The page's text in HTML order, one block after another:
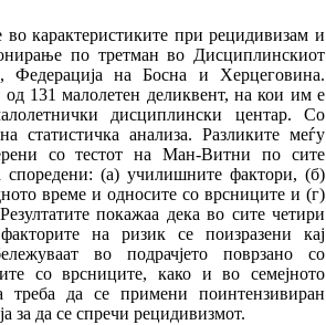
во карактеристиките при рецидивизам и
по третман во Дисциплинскиот
Федерација на Босна и Херцеговина.
131 малолетен деликвент, на кои им е
дисциплински центар. Со
статистичка анализа. Разликите меѓу
со тестот на Ман-Витни по сите
споредени: (а) училишните фактори, (б)
време и односите со врсниците и (г)
покажаа дека во сите четири
на ризик се поизразени кај
во подрачјето поврзано со
со врсниците, како и во семејното
треба да се примени поинтензивиран
за да се спречи рецидивизмот.